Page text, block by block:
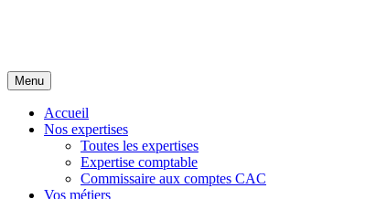
Menu
Accueil
Nos expertises
Toutes les expertises
Expertise comptable
Commissaire aux comptes CAC
Vos métiers